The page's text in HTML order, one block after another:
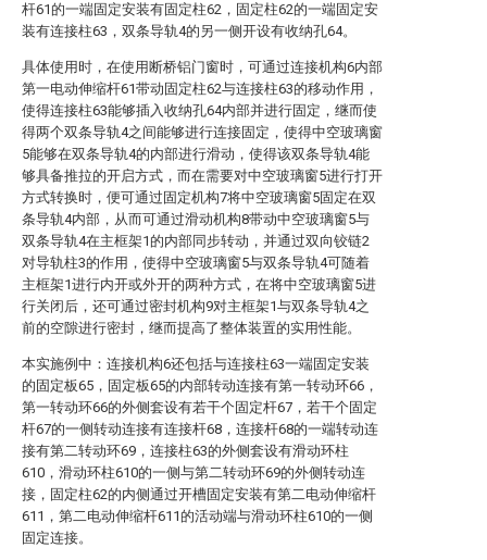
杆61的一端固定安装有固定柱62，固定柱62的一端固定安
装有连接柱63，双条导轨4的另一侧开设有收纳孔64。
具体使用时，在使用断桥铝门窗时，可通过连接机构6内部
第一电动伸缩杆61带动固定柱62与连接柱63的移动作用，
使得连接柱63能够插入收纳孔64内部并进行固定，继而使
得两个双条导轨4之间能够进行连接固定，使得中空玻璃窗
5能够在双条导轨4的内部进行滑动，使得该双条导轨4能
够具备推拉的开启方式，而在需要对中空玻璃窗5进行打开
方式转换时，便可通过固定机构7将中空玻璃窗5固定在双
条导轨4内部，从而可通过滑动机构8带动中空玻璃窗5与
双条导轨4在主框架1的内部同步转动，并通过双向铰链2
对导轨柱3的作用，使得中空玻璃窗5与双条导轨4可随着
主框架1进行内开或外开的两种方式，在将中空玻璃窗5进
行关闭后，还可通过密封机构9对主框架1与双条导轨4之
前的空隙进行密封，继而提高了整体装置的实用性能。
本实施例中：连接机构6还包括与连接柱63一端固定安装
的固定板65，固定板65的内部转动连接有第一转动环66，
第一转动环66的外侧套设有若干个固定杆67，若干个固定
杆67的一侧转动连接有连接杆68，连接杆68的一端转动连
接有第二转动环69，连接柱63的外侧套设有滑动环柱
610，滑动环柱610的一侧与第二转动环69的外侧转动连
接，固定柱62的内侧通过开槽固定安装有第二电动伸缩杆
611，第二电动伸缩杆611的活动端与滑动环柱610的一侧
固定连接。